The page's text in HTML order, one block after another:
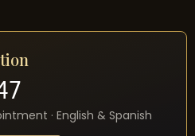
· English & Spanish